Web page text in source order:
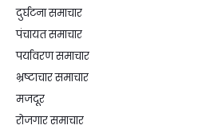
दुर्घटना समाचार
पंचायत समाचार
पर्यावरण समाचार
भ्रष्टाचार समाचार
मजदूर
रोजगार समाचार